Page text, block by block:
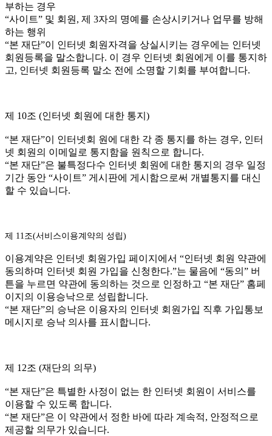
부하는 경우
“사이트” 및 회원, 제 3자의 명예를 손상시키거나 업무를 방해
하는 행위
“본 재단”이 인터넷 회원자격을 상실시키는 경우에는 인터넷
회원등록을 말소합니다. 이 경우 인터넷 회원에게 이를 통지하
고, 인터넷 회원등록 말소 전에 소명할 기회를 부여합니다.
제 10조 (인터넷 회원에 대한 통지)
“본 재단”이 인터넷회 원에 대한 각 종 통지를 하는 경우, 인터
넷 회원의 이메일로 통지함을 원칙으로 합니다.
“본 재단”은 불특정다수 인터넷 회원에 대한 통지의 경우 일정
기간 동안 “사이트” 게시판에 게시함으로써 개별통지를 대신
할 수 있습니다.
제 11조(서비스이용계약의 성립)
이용계약은 인터넷 회원가입 페이지에서 “인터넷 회원 약관에
동의하며 인터넷 회원 가입을 신청한다.”는 물음에 “동의” 버
튼을 누르면 약관에 동의하는 것으로 인정하고 “본 재단” 홈페
이지의 이용승낙으로 성립합니다.
“본 재단”의 승낙은 이용자의 인터넷 회원가입 직후 가입통보
메시지로 승낙 의사를 표시합니다.
제 12조 (재단의 의무)
“본 재단”은 특별한 사정이 없는 한 인터넷 회원이 서비스를
이용할 수 있도록 합니다.
“본 재단”은 이 약관에서 정한 바에 따라 계속적, 안정적으로
제공할 의무가 있습니다.